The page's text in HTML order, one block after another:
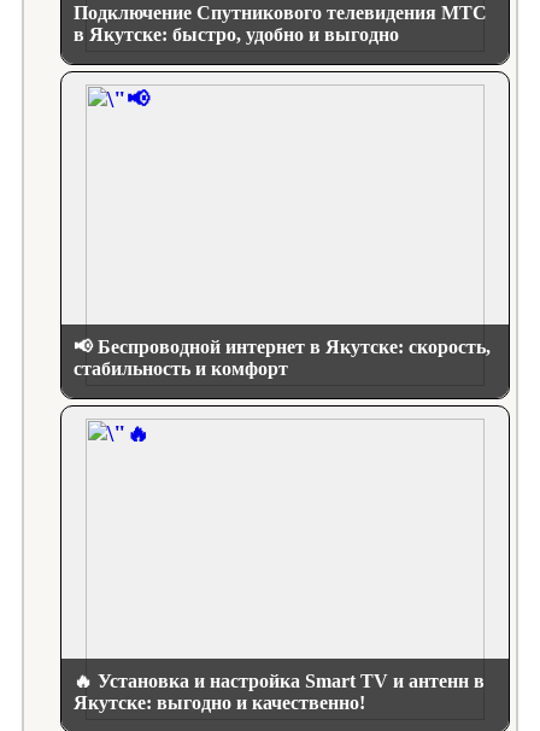
Подключение Спутникового телевидения МТС
в Якутске: быстро, удобно и выгодно
📢 Беспроводной интернет в Якутске: скорость,
стабильность и комфорт
🔥 Установка и настройка Smart TV и антенн в
Якутске: выгодно и качественно!